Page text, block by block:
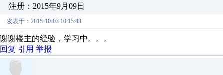
注册：2015年9月09日
发表于：2015-10-03 10:15:48
谢谢楼主的经验，学习中。。。
回复 引用 举报